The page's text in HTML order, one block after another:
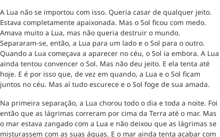
A Lua não se importou com isso. Queria casar de qualquer jeito.
Estava completamente apaixonada. Mas o Sol ficou com medo.
Amava muito a Lua, mas não queria destruir o mundo.
Separaram-se, então, a Lua para um lado e o Sol para o outro.
Quando a Lua começava a aparecer no céu, o Sol ia embora. A Lua
ainda tentou convencer o Sol. Mas não deu jeito. E ela tenta até
hoje. E é por isso que, de vez em quando, a Lua e o Sol ficam
juntos no céu. Mas aí tudo escurece e o Sol foge de sua amada.
Na primeira separação, a Lua chorou todo o dia e toda a noite. Foi
então que as lágrimas correram por cima da Terra até o mar. Mas
o mar estava zangado com a Lua e não deixou que as lágrimas se
misturassem com as suas águas. E o mar ainda tenta acabar com